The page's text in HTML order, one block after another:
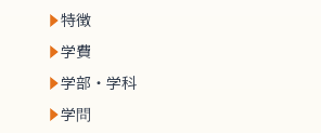
特徴
学費
学部・学科
学問